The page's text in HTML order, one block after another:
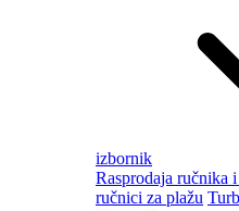
izbornik
Rasprodaja ručnika
ručnici za plažu